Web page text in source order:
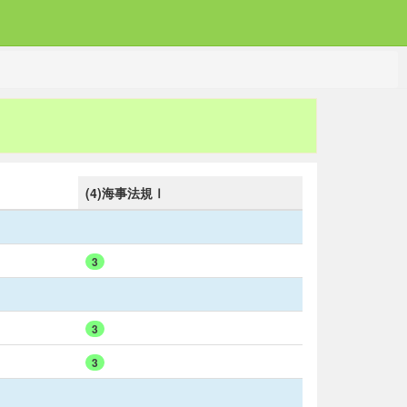
(4)海事法規Ⅰ
3
3
3